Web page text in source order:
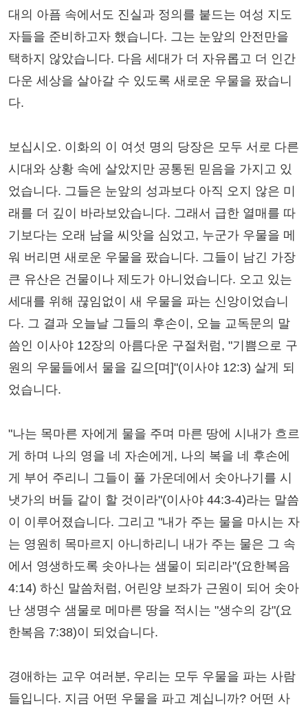
대의 아픔 속에서도 진실과 정의를 붙드는 여성 지도
자들을 준비하고자 했습니다. 그는 눈앞의 안전만을
택하지 않았습니다. 다음 세대가 더 자유롭고 더 인간
다운 세상을 살아갈 수 있도록 새로운 우물을 팠습니
다.
보십시오. 이화의 이 여섯 명의 당장은 모두 서로 다른
시대와 상황 속에 살았지만 공통된 믿음을 가지고 있
었습니다. 그들은 눈앞의 성과보다 아직 오지 않은 미
래를 더 깊이 바라보았습니다. 그래서 급한 열매를 따
기보다는 오래 남을 씨앗을 심었고, 누군가 우물을 메
워 버리면 새로운 우물을 팠습니다. 그들이 남긴 가장
큰 유산은 건물이나 제도가 아니었습니다. 오고 있는
세대를 위해 끊임없이 새 우물을 파는 신앙이었습니
다. 그 결과 오늘날 그들의 후손이, 오늘 교독문의 말
씀인 이사야 12장의 아름다운 구절처럼, "기쁨으로 구
원의 우물들에서 물을 길으[며]"(이사야 12:3) 살게 되
었습니다.
"나는 목마른 자에게 물을 주며 마른 땅에 시내가 흐르
게 하며 나의 영을 네 자손에게, 나의 복을 네 후손에
게 부어 주리니 그들이 풀 가운데에서 솟아나기를 시
냇가의 버들 같이 할 것이라"(이사야 44:3-4)라는 말씀
이 이루어졌습니다. 그리고 "내가 주는 물을 마시는 자
는 영원히 목마르지 아니하리니 내가 주는 물은 그 속
에서 영생하도록 솟아나는 샘물이 되리라"(요한복음
4:14) 하신 말씀처럼, 어린양 보좌가 근원이 되어 솟아
난 생명수 샘물로 메마른 땅을 적시는 "생수의 강"(요
한복음 7:38)이 되었습니다.
경애하는 교우 여러분, 우리는 모두 우물을 파는 사람
들입니다. 지금 어떤 우물을 파고 계십니까? 어떤 사